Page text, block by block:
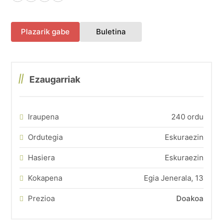
Plazarik gabe Buletina(fitxa berri batean irekiko
Ezaugarriak
Iraupena 240 ordu
Ordutegia Eskuraezin
Hasiera Eskuraezin
Kokapena Egia Jenerala, 13
Prezioa Doakoa